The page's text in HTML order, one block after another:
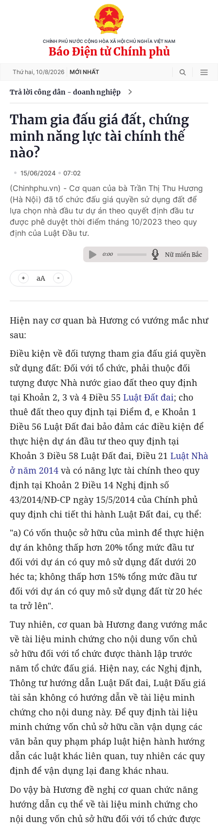
CHÍNH PHỦ NƯỚC CỘNG HÒA XÃ HỘI CHỦ NGHĨA VIỆT NAM
Báo Điện tử Chính phủ
Thứ hai, 10/8/2026 MỚI NHẤT
Trả lời công dân - doanh nghiệp
Tham gia đấu giá đất, chứng
minh năng lực tài chính thế
nào?
15/06/2024 07:02
(Chinhphu.vn) - Cơ quan của bà Trần Thị Thu Hương
(Hà Nội) đã tổ chức đấu giá quyền sử dụng đất để
lựa chọn nhà đầu tư dự án theo quyết định đầu tư
được phê duyệt thời điểm tháng 10/2023 theo quy
định của Luật Đầu tư.
0:00 Nữ miền Bắc
aA
Hiện nay cơ quan bà Hương có vướng mắc như
sau:
Điều kiện về đối tượng tham gia đấu giá quyền
sử dụng đất: Đối với tổ chức, phải thuộc đối
tượng được Nhà nước giao đất theo quy định
tại Khoản 2, 3 và 4 Điều 55 Luật Đất đai; cho
thuê đất theo quy định tại Điểm đ, e Khoản 1
Điều 56 Luật Đất đai bảo đảm các điều kiện để
thực hiện dự án đầu tư theo quy định tại
Khoản 3 Điều 58 Luật Đất đai, Điều 21 Luật Nhà
ở năm 2014 và có năng lực tài chính theo quy
định tại Khoản 2 Điều 14 Nghị định số
43/2014/NĐ-CP ngày 15/5/2014 của Chính phủ
quy định chi tiết thi hành Luật Đất đai, cụ thể:
"a) Có vốn thuộc sở hữu của mình để thực hiện
dự án không thấp hơn 20% tổng mức đầu tư
đối với dự án có quy mô sử dụng đất dưới 20
héc ta; không thấp hơn 15% tổng mức đầu tư
đối với dự án có quy mô sử dụng đất từ 20 héc
ta trở lên".
Tuy nhiên, cơ quan bà Hương đang vướng mắc
về tài liệu minh chứng cho nội dung vốn chủ
sở hữu đối với tổ chức được thành lập trước
năm tổ chức đấu giá. Hiện nay, các Nghị định,
Thông tư hướng dẫn Luật Đất đai, Luật Đấu giá
tài sản không có hướng dẫn về tài liệu minh
chứng cho nội dung này. Để quy định tài liệu
minh chứng vốn chủ sở hữu cần vận dụng các
văn bản quy phạm pháp luật hiện hành hướng
dẫn các luật khác liên quan, tuy nhiên các quy
định để vận dụng lại đang khác nhau.
Do vậy bà Hương đề nghị cơ quan chức năng
hướng dẫn cụ thể về tài liệu minh chứng cho
nội dung vốn chủ sở hữu đối với tổ chức được